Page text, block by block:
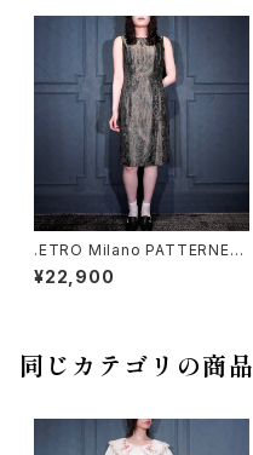
.ETRO Milano PATTERNED
DESIGN NO SLEEVE DRESS
ONE PIECE/エトロ柄デザイン
¥22,900
同じカテゴリの商品